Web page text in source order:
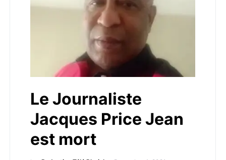
Le Journaliste
Jacques Price Jean
est mort